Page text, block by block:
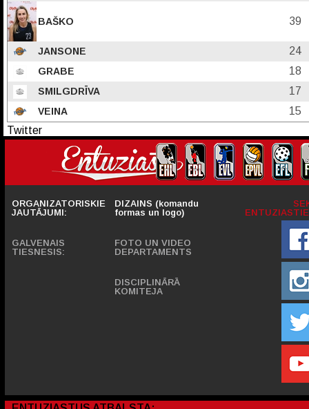
BAŠKO 39
JANSONE 24
GRABE 18
SMILGDRĪVA 17
VEINA
15
Twitter
ORGANIZATORISKIE
JAUTĀJUMI:
GALVENAIS
TIESNESIS:
DIZAINS (komandu
formas un logo)
FOTO UN VIDEO
DEPARTAMENTS
DISCIPLINĀRĀ
KOMITEJA